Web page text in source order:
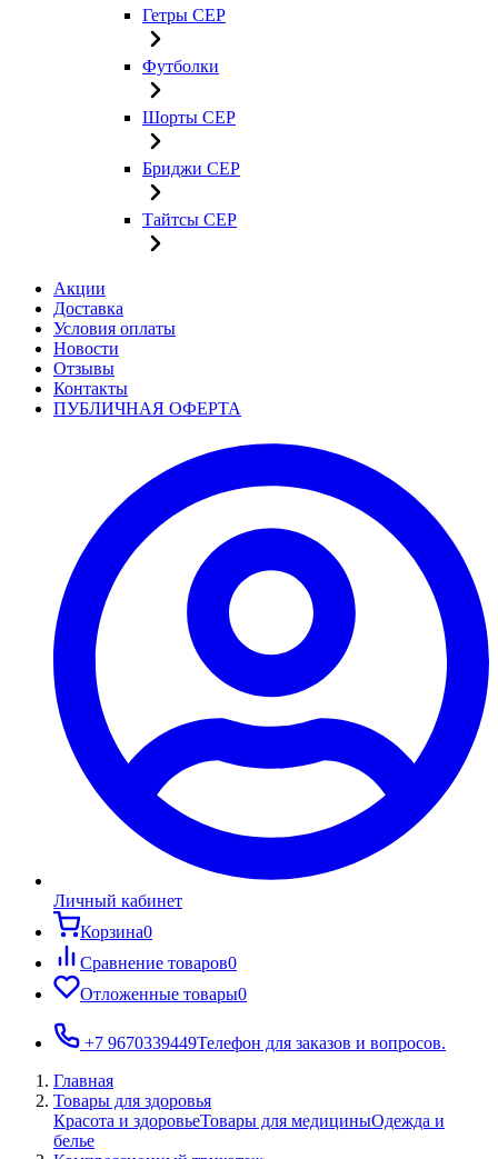
Гетры CEP
Футболки
Шорты CEP
Бриджи CEP
Тайтсы CEP
Акции
Доставка
Условия оплаты
Новости
Отзывы
Контакты
ПУБЛИЧНАЯ ОФЕРТА
Личный кабинет
Корзина0
Сравнение товаров0
Отложенные товары0
+7 9670339449Телефон для заказов и вопросов.
Главная
Товары для здоровья
Красота и здоровьеТовары для медициныОдежда и
белье